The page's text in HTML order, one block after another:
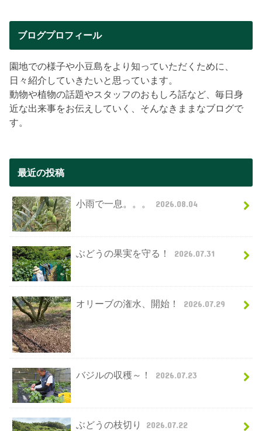
ブログプロフィール
園地での様子や小豆島をより知っていただくために、
日々紹介していきたいと思っています。
動物や植物の話題やスタッフのおもしろ話など、毎日身
近な出来事をお伝えしていく、そんなきままなブログで
す。
最近の投稿
小雨で一息。。。 2026.08.04
ぶどうの果実を守る！ 2026.07.31
オリーブの潅水、開始！ 2026.07.29
バジルの収穫～！ 2026.07.23
ぶどうの枝切り 2026.07.22